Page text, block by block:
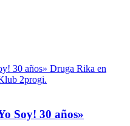
30 años» Druga Rika en
2progi.
Soy! 30 años»